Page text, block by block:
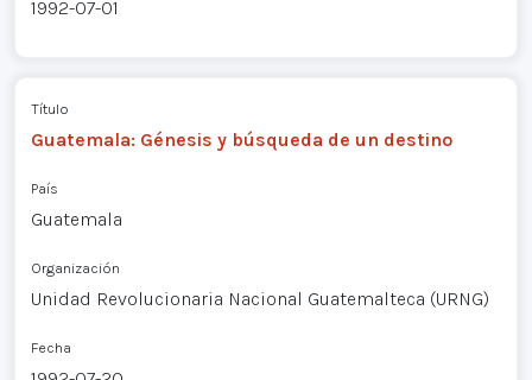
1992-07-01
Título
Guatemala: Génesis y búsqueda de un destino
País
Guatemala
Organización
Unidad Revolucionaria Nacional Guatemalteca (URNG)
Fecha